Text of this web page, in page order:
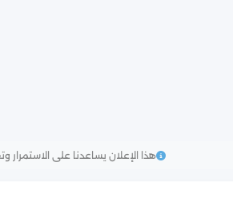
هذا الإعلان يساعدنا على الاستمرار